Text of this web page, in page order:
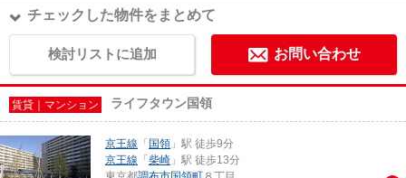
チェックした物件をまとめて
検討リストに追加 お問い合わせ
賃貸｜マンション ライフタウン国領
京王線 「 国領 」駅 徒歩9分
京王線 「 柴崎 」駅 徒歩13分